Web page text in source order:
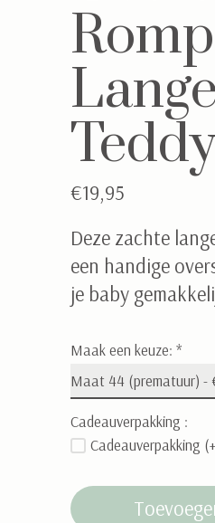
€19,95
Deze zachte
een handige
je baby
Maak een keuze:*
Cadeauverpakking :
Cadeauverpakking